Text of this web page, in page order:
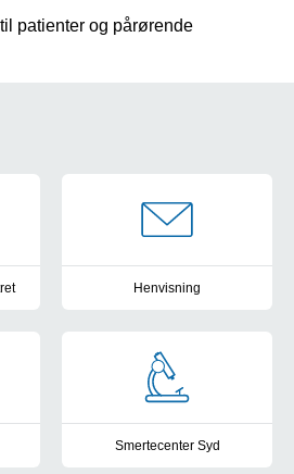
patienter og pårørende
Henvisning
Smertecenter Syd